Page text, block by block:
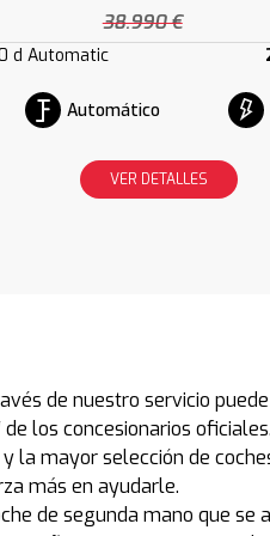
38.990 €
d Automatic
Automático
VER DETALLES
de nuestro servicio
los concesionarios oficiales.
la mayor selección de
más en ayudarle.
de segunda mano que se